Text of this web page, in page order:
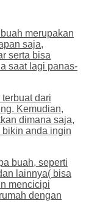
merupakan
saja,
serta bisa
saat lagi panas-
dari
Kemudian,
dimana saja,
anda ingin
buah, seperti
lainnya( bisa
mencicipi
dengan